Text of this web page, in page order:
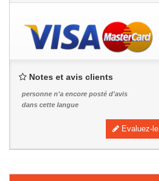
Notes et avis clients
personne n'a encore posté d'avis
dans cette langue
Evaluez-le